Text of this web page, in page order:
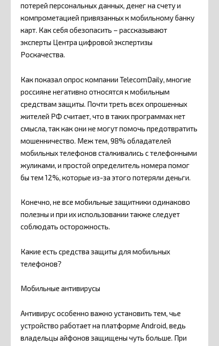
потерей персональных данных, денег на счету и
компрометацией привязанных к мобильному банку
карт. Как себя обезопасить – рассказывают
эксперты Центра цифровой экспертизы
Роскачества.
Как показал опрос компании TelecomDaily, многие
россияне негативно относятся к мобильным
средствам защиты. Почти треть всех опрошенных
жителей РФ считает, что в таких программах нет
смысла, так как они не могут помочь предотвратить
мошенничество. Меж тем, 98% обладателей
мобильных телефонов сталкивались с телефонными
жуликами, и простой определитель номера помог
бы тем 12%, которые из-за этого потеряли деньги.
Конечно, не все мобильные защитники одинаково
полезны и при их использовании также следует
соблюдать осторожность.
Какие есть средства защиты для мобильных
телефонов?
Мобильные антивирусы
Антивирус особенно важно установить тем, чье
устройство работает на платформе Android, ведь
владельцы айфонов защищены чуть больше. При